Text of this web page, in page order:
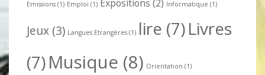
Emissions (1) Emploi (1) Expositions (2) Informatique (1)
Jeux (3) Langues Etrangères (1) lire (7)Livres
(7)Musique (8) Orientation (1)